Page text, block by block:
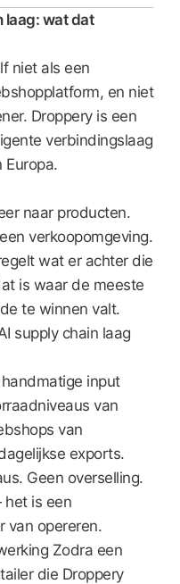
laag: wat dat
niet als een
en niet
Droppery is een
verbindingslaag
Europa.
naar producten.
verkoopomgeving.
wat er achter die
is waar de meeste
te winnen valt.
supply chain laag
input
van
van
exports.
Geen overselling.
is een
van opereren.
Zodra een
die Droppery